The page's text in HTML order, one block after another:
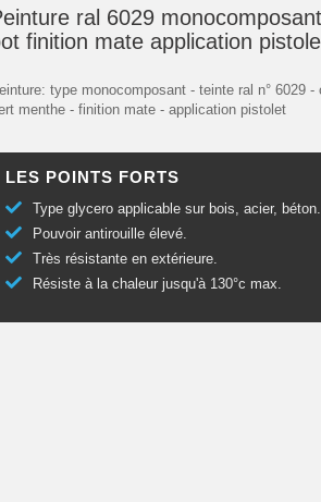
ral 6029
finition mate application
type monocomposant - teinte ral n° 6029 -
menthe - finition mate - application pistolet
LES POINTS FORTS
Type glycero applicable sur bois, acier, béton.
Pouvoir antirouille élevé.
Très résistante en extérieure.
Résiste à la chaleur jusqu'à 130°c max.